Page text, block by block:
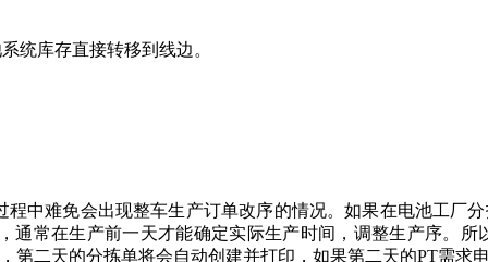
统库存直接转移到线边。
中难免会出现整车生产订单改序的情况。如果在电池工厂
常在生产前一天才能确定实际生产时间，调整生产序。
第二天的分拣单将会自动创建并打印，如果第二天的PT需